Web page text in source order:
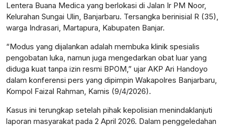
Lentera Buana Medica yang berlokasi di Jalan Ir PM Noor,
Kelurahan Sungai Ulin, Banjarbaru. Tersangka berinisial R (35),
warga Indrasari, Martapura, Kabupaten Banjar.
“Modus yang dijalankan adalah membuka klinik spesialis
pengobatan luka, namun juga mengedarkan obat luar yang
diduga kuat tanpa izin resmi BPOM,” ujar AKP Ari Handoyo
dalam konferensi pers yang dipimpin Wakapolres Banjarbaru,
Kompol Faizal Rahman, Kamis (9/4/2026).
Kasus ini terungkap setelah pihak kepolisian menindaklanjuti
laporan masyarakat pada 2 April 2026. Dalam penggeledahan